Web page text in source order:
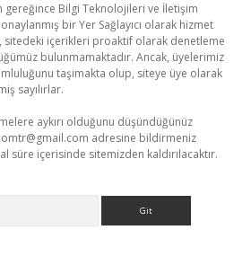
gereğince Bilgi Teknolojileri ve İletişim
bir Yer Sağlayıcı olarak hizmet
sitedeki içerikleri proaktif olarak denetleme
bulunmamaktadır. Ancak, üyelerimiz
taşımakta olup, siteye üye olarak
sayılırlar.
aykırı olduğunu düşündüğünüz
adresine bildirmeniz
süre içerisinde sitemizden kaldırılacaktır.